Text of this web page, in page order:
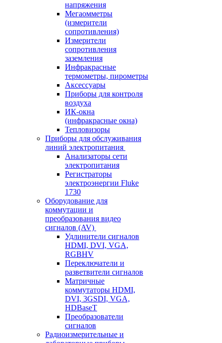
напряжения
Мегаомметры
(измерители
сопротивления)
Измерители
сопротивления
заземления
Инфракрасные
термометры, пирометры
Аксессуары
Приборы для контроля
воздуха
ИК-окна
(инфракрасные окна)
Тепловизоры
Приборы для обслуживания
линий электропитания
Анализаторы сети
электропитания
Регистраторы
электроэнергии Fluke
1730
Оборудование для
коммутации и
преобразования видео
сигналов (AV)
Удлинители сигналов
HDMI, DVI, VGA,
RGBHV
Переключатели и
разветвители сигналов
Матричные
коммутаторы HDMI,
DVI, 3GSDI, VGA,
HDBaseT
Преобразователи
сигналов
Радиоизмерительные и